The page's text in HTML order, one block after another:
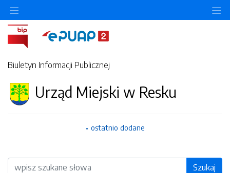
Biuletyn Informacji Publicznej
Urząd Miejski w Resku
ostatnio dodane
Wyszukiwarka Szukaj